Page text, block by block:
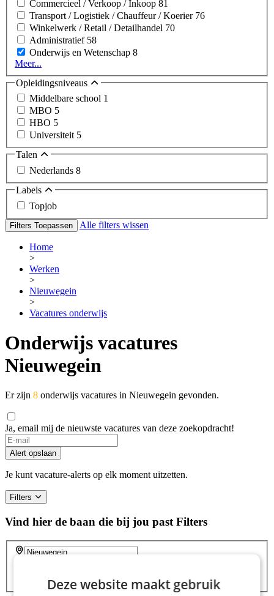
Commercieel / Verkoop / Inkoop 81
Transport / Logistiek / Chauffeur / Koerier 76
Winkelwerk / Retail / Detailhandel 70
Administratief 58
Onderwijs en Wetenschap 8
Meer...
Opleidingsniveaus
Middelbare school 1
MBO 5
HBO 5
Universiteit 5
Talen
Nederlands 8
Labels
Topjob
Filters Toepassen Alle filters wissen
Home
>
Werken
>
Nieuwegein
>
Vacatures onderwijs
Onderwijs vacatures
Nieuwegein
Er zijn 8 onderwijs vacatures in Nieuwegein gevonden.
Ja, email mij de nieuwste vacatures van deze zoekopdracht!
Alert opslaan
Je kunt vacature-alerts op elk moment uitzetten.
Filters
Vind hier de baan die bij jou past Filters
Deze website maakt gebruik